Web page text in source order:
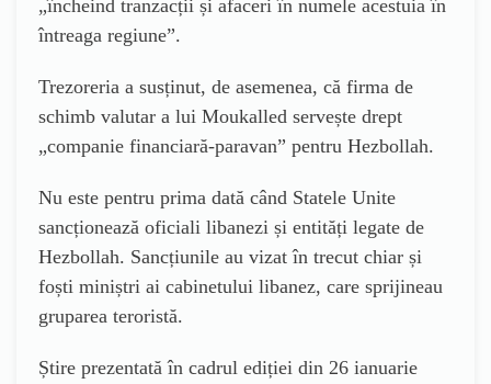
„încheind tranzacții și afaceri în numele acestuia în
întreaga regiune”.
Trezoreria a susținut, de asemenea, că firma de
schimb valutar a lui Moukalled servește drept
„companie financiară-paravan” pentru Hezbollah.
Nu este pentru prima dată când Statele Unite
sancționează oficiali libanezi și entități legate de
Hezbollah. Sancțiunile au vizat în trecut chiar și
foști miniștri ai cabinetului libanez, care sprijineau
gruparea teroristă.
Știre prezentată în cadrul ediției din 26 ianuarie